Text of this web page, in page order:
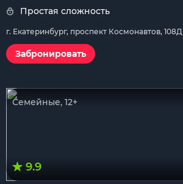
Простая сложность
г. Екатеринбург, проспект Космонавтов, 108Д
Забронировать
Семейные, 12+
9.9